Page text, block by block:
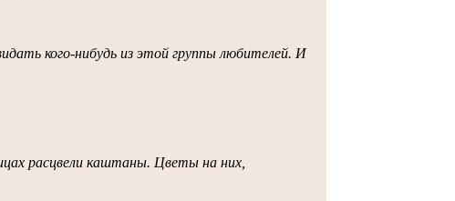
кого-нибудь из этой группы любителей. И
расцвели каштаны. Цветы на них,